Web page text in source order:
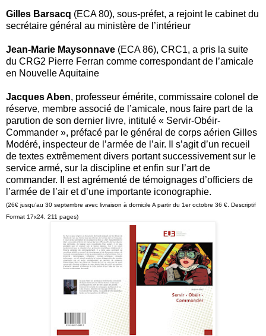
Gilles Barsacq (ECA 80), sous-préfet, a rejoint le cabinet du
secrétaire général au ministère de l’intérieur
Jean-Marie Maysonnave (ECA 86), CRC1, a pris la suite
du CRG2 Pierre Ferran comme correspondant de l’amicale
en Nouvelle Aquitaine
Jacques Aben, professeur émérite, commissaire colonel de
réserve, membre associé de l’amicale, nous faire part de la
parution de son dernier livre, intitulé « Servir-Obéir-
Commander », préfacé par le général de corps aérien Gilles
Modéré, inspecteur de l’armée de l’air. Il s’agit d’un recueil
de textes extrêmement divers portant successivement sur le
service armé, sur la discipline et enfin sur l’art de
commander. Il est agrémenté de témoignages d’officiers de
l’armée de l’air et d’une importante iconographie.
(26€ jusqu’au 30 septembre avec livraison à domicile A partir du 1er octobre 36 €. Descriptif
Format 17x24, 211 pages)